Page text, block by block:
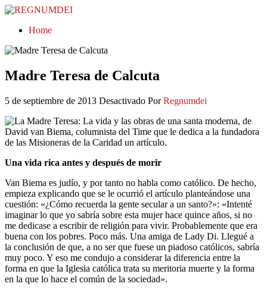
REGNUMDEI
Home
Madre Teresa de Calcuta
5 de septiembre de 2013 Desactivado Por Regnumdei
La Madre Teresa: La vida y las obras de una santa moderna, de
David van Biema, columnista del Time que le dedica a la fundadora
de las Misioneras de la Caridad un artículo.
Una vida rica antes y después de morir
Van Biema es judío, y por tanto no habla como católico. De hecho,
empieza explicando que se le ocurrió el artículo planteándose una
cuestión: «¿Cómo recuerda la gente secular a un santo?»: «Intenté
imaginar lo que yo sabría sobre esta mujer hace quince años, si no
me dedicase a escribir de religión para vivir. Probablemente que era
buena con los pobres. Poco más. Una amiga de Lady Di. Llegué a
la conclusión de que, a no ser que fuese un piadoso católicos, sabría
muy poco. Y eso me condujo a considerar la diferencia entre la
forma en que la Iglesia católica trata su meritoria muerte y la forma
en la que lo hace el común de la sociedad».